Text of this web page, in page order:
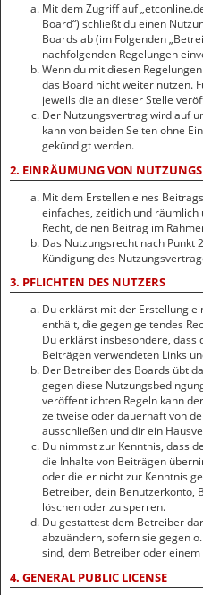
Mit dem Zugriff auf
Board“) schließt du einen
Boards ab (im Folgenden
nachfolgenden Regelungen
Wenn du mit diesen
das Board nicht weiter nutzen.
jeweils die an dieser Stelle
Der Nutzungsvertrag wird auf
kann von beiden Seiten ohne
gekündigt werden.
2. EINRÄUMUNG VON
Mit dem Erstellen eines
einfaches, zeitlich und
Recht, deinen Beitrag im
Das Nutzungsrecht nach Punkt
Kündigung des
3. PFLICHTEN DES NUTZERS
Du erklärst mit der Erstellung
enthält, die gegen geltendes
Du erklärst insbesondere, dass
Beiträgen verwendeten Links
Der Betreiber des Boards übt
gegen diese
veröffentlichten Regeln kann
zeitweise oder dauerhaft von
ausschließen und dir ein
Du nimmst zur Kenntnis, dass
die Inhalte von Beiträgen
oder die er nicht zur Kenntnis
Betreiber, dein Benutzerkonto,
löschen oder zu sperren.
Du gestattest dem Betreiber
abzuändern, sofern sie gegen
sind, dem Betreiber oder
4. GENERAL PUBLIC LICENSE